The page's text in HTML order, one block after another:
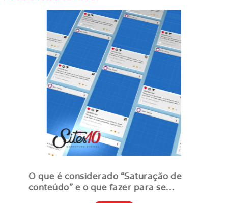
O que é considerado “Saturação de
conteúdo” e o que fazer para se